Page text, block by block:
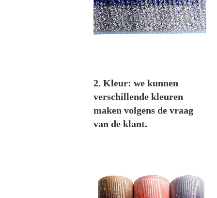
2. Kleur: we kunnen
verschillende kleuren
maken volgens de vraag
van de klant.